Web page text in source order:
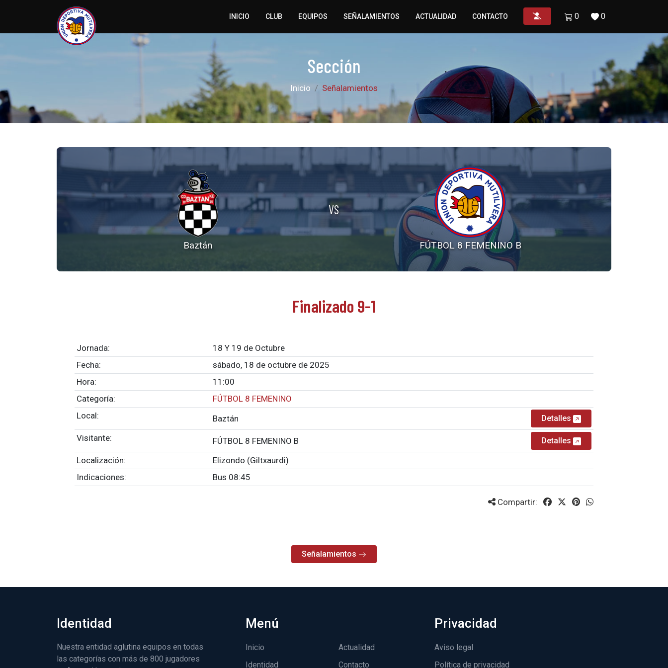
INICIO CLUB EQUIPOS SEÑALAMIENTOS ACTUALIDAD CONTACTO 0 0
Sección
Inicio Señalamientos
Baztán
VS
FÚTBOL 8 FEMENINO B
Finalizado 9-1
Jornada:
18 Y 19 de Octubre
Fecha:
sábado, 18 de octubre de 2025
Hora:
11:00
Categoría:
FÚTBOL 8 FEMENINO
Local:
Baztán Detalles
Visitante: FÚTBOL 8 FEMENINO B Detalles
Localización:
Elizondo (Giltxaurdi)
Indicaciones:
Bus 08:45
Compartir:
Señalamientos
Identidad
Nuestra entidad aglutina equipos en todas
las categorías con más de 800 jugadores
Menú
Inicio
Identidad
Actualidad
Contacto
Privacidad
Aviso legal
Política de privacidad